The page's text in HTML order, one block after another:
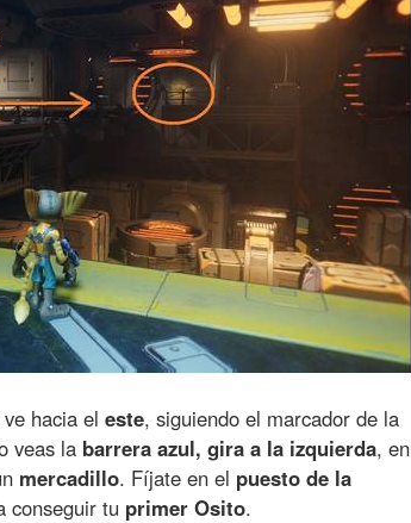
hacia el este, siguiendo el marcador de la
veas la barrera azul, gira a la izquierda, en
mercadillo. Fíjate en el puesto de la
conseguir tu primer Osito.